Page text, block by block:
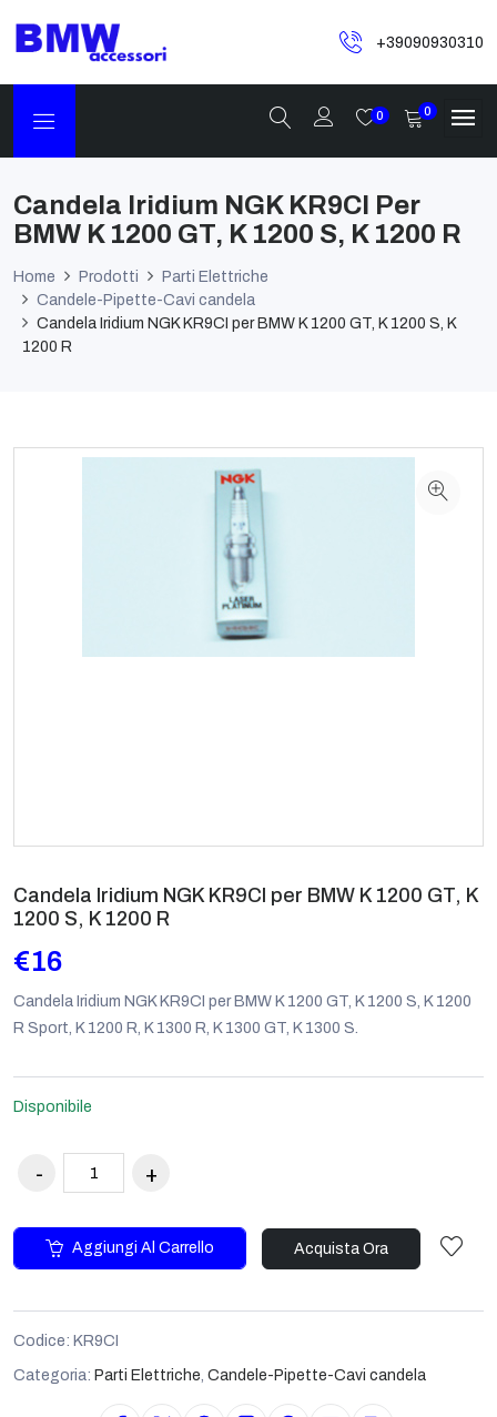
+39090930310
0 0
Candela Iridium NGK KR9CI Per
BMW K 1200 GT, K 1200 S, K 1200 R
Home Prodotti
Parti Elettriche
Candele-Pipette-Cavi candela
Candela Iridium NGK KR9CI per BMW K 1200 GT, K 1200 S, K
1200 R
Candela Iridium NGK KR9CI per BMW K 1200 GT, K
1200 S, K 1200 R
€16
Candela Iridium NGK KR9CI per BMW K 1200 GT, K 1200 S, K 1200
R Sport, K 1200 R, K 1300 R, K 1300 GT, K 1300 S.
Disponibile
Aggiungi Al Carrello Acquista Ora
Codice: KR9CI
Categoria: Parti Elettriche, Candele-Pipette-Cavi candela